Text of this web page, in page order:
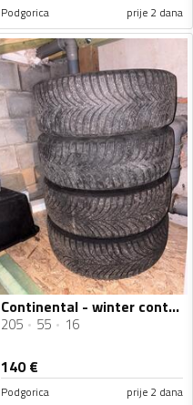
Podgorica prije 2 dana
Continental - winter contact - Univerzalna guma
205 55 16
140€
Podgorica prije 2 dana